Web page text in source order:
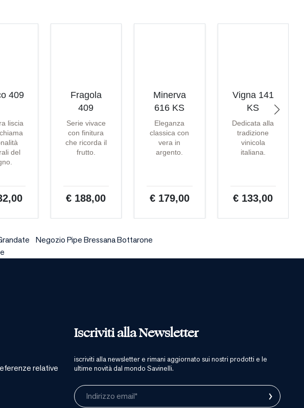
409
liscia
del
Fragola
409
Serie vivace
con finitura
che ricorda il
frutto.
€ 188,00
Minerva
616 KS
Eleganza
classica con
vera in
argento.
€ 179,00
Vigna 141
KS
Dedicata alla
tradizione
vinicola
italiana.
€ 133,00
Negozio Pipe Bressana Bottarone
Iscriviti alla Newsletter
iscriviti alla newsletter e rimani aggiornato sui nostri prodotti e le
ultime novità dal mondo Savinelli.
Indirizzo email* ›
relative